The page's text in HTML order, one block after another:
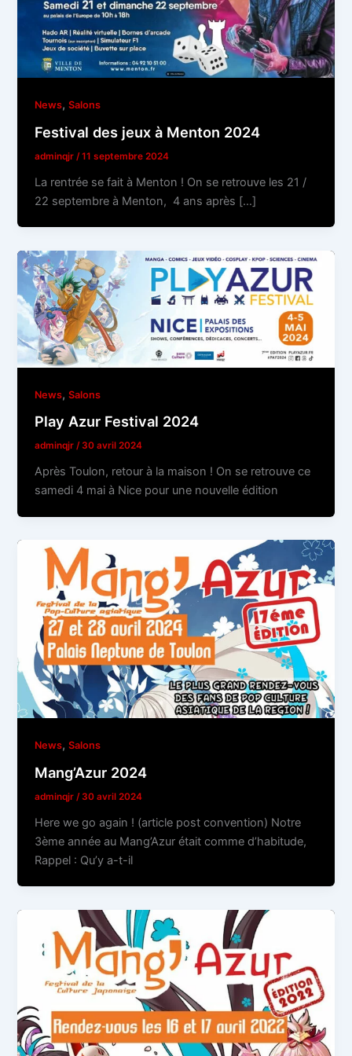
News,Salons
Festival des jeux à Menton 2024
adminqjr /11 septembre 2024
La rentrée se fait à Menton ! On se retrouve les 21 /
22 septembre à Menton, 4 ans après […]
News,Salons
Play Azur Festival 2024
adminqjr/ 30 avril 2024
Après Toulon, retour à la maison ! On se retrouve ce
samedi 4 mai à Nice pour une nouvelle édition
News,Salons
Mang’Azur 2024
adminqjr / 30 avril 2024
Here we go again ! (article post convention) Notre
3ème année au Mang’Azur était comme d’habitude,
Rappel : Qu’y a-t-il